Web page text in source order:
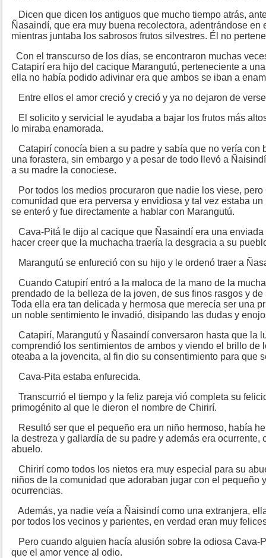
Dicen que dicen los antiguos que mucho tiempo atrás,
Ñasaindí, que era muy buena recolectora, adentrándose en
mientras juntaba los sabrosos frutos silvestres. Él no
Con el transcurso de los días, se encontraron muchas
Catapirí era hijo del cacique Marangutú, perteneciente a
ella no había podido adivinar era que ambos se iban a
Entre ellos el amor creció y creció y ya no dejaron de
El solicito y servicial le ayudaba a bajar los frutos más
lo miraba enamorada.
Catapirí conocía bien a su padre y sabía que no vería con
una forastera, sin embargo y a pesar de todo llevó a
a su madre la conociese.
Por todos los medios procuraron que nadie los viese,
comunidad que era perversa y envidiosa y tal vez estaba
se enteró y fue directamente a hablar con Marangutú.
Cava-Pitá le dijo al cacique que Ñasaindí era una
hacer creer que la muchacha traería la desgracia a su
Marangutú se enfureció con su hijo y le ordenó traer a
Cuando Catupirí entró a la maloca de la mano de la
prendado de la belleza de la joven, de sus finos rasgos y
Toda ella era tan delicada y hermosa que merecía ser una
un noble sentimiento le invadió, disipando las dudas y
Catapirí, Marangutú y Ñasaindí conversaron hasta que la
comprendió los sentimientos de ambos y viendo el brillo de
oteaba a la jovencita, al fin dio su consentimiento para que
Cava-Pita estaba enfurecida.
Transcurrió el tiempo y la feliz pareja vió completa su
primogénito al que le dieron el nombre de Chirirí.
Resultó ser que el pequeño era un niño hermoso, había
la destreza y gallardía de su padre y además era ocurrente,
abuelo.
Chirirí como todos los nietos era muy especial para su
niños de la comunidad que adoraban jugar con el pequeño
ocurrencias.
Además, ya nadie veía a Ñaisindí como una extranjera,
por todos los vecinos y parientes, en verdad eran muy
Pero cuando alguien hacía alusión sobre la odiosa Cava-
que el amor vence al odio.